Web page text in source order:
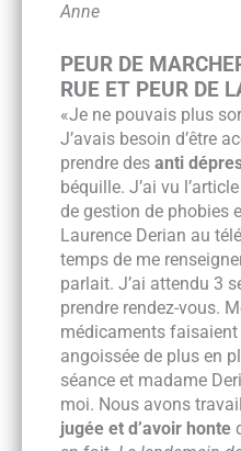
Anne
PEUR DE
RUE ET PEUR DE
«Je ne pouvais plus
J’avais besoin d’être
prendre des anti
béquille. J’ai vu
de gestion de phobies
Laurence Derian au
temps de me
parlait. J’ai attendu 3
prendre rendez-vous.
médicaments faisaient
angoissée de plus en
séance et madame
moi. Nous avons
jugée et d’avoir honte